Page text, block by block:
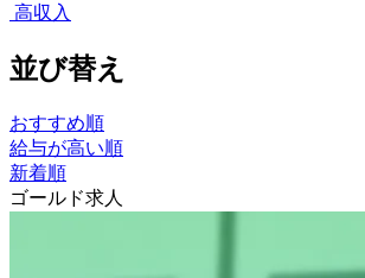
高収入
並び替え
おすすめ順
給与が高い順
新着順
ゴールド求人